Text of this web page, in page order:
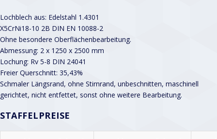
Lochblech aus: Edelstahl 1.4301
X5CrNi18-10 2B DIN EN 10088-2
Ohne besondere Oberflächenbearbeitung.
Abmessung: 2 x 1250 x 2500 mm
Lochung: Rv 5-8 DIN 24041
Freier Querschnitt: 35,43%
Schmaler Längsrand, ohne Stirnrand, unbeschnitten, maschinell
gerichtet, nicht entfettet, sonst ohne weitere Bearbeitung.
STAFFELPREISE